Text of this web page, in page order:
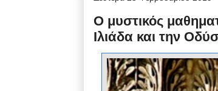
O μυστικός
Ιλιάδα και την